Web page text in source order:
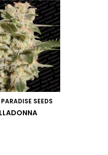
PARADISE SEEDS